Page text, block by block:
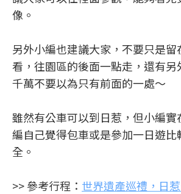
像。
另外小編也建議大家，不要只是留
看，往園區的後面一點走，還有另
千萬不要以為只有前面的一處～
雖然有公車可以到日惹，但小編
編自己覺得包車或是參加一日遊比
全。
>> 參考行程： 世界遺產巡禮，日